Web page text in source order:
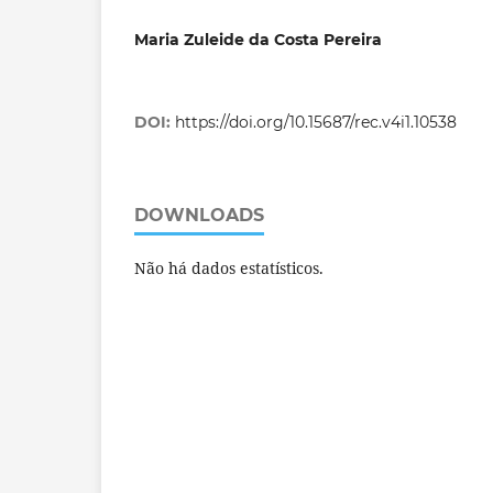
Maria Zuleide da Costa Pereira
DOI: https://doi.org/10.15687/rec.v4i1.10538
DOWNLOADS
Não há dados estatísticos.